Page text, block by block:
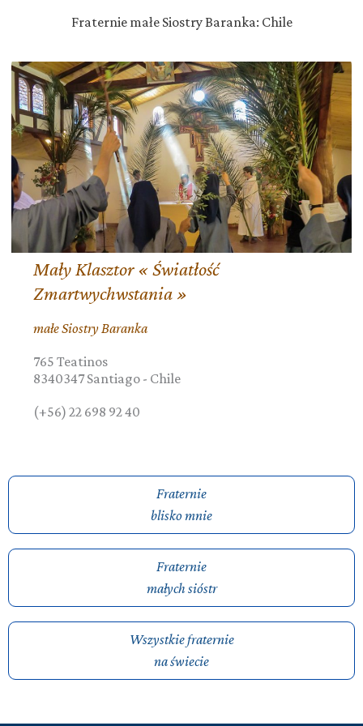
Fraternie małe Siostry Baranka: Chile
Mały Klasztor « Światłość
Zmartwychwstania »
małe Siostry Baranka
765 Teatinos
8340347Santiago - Chile
(+56) 22 698 92 40
Fraternie
blisko mnie
Fraternie
małych sióstr
Wszystkie fraternie
na świecie